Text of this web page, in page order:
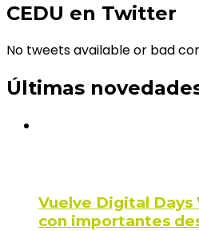
CEDU en Twitter
No tweets available or bad
Últimas
Vuelve Digital Days
con importantes